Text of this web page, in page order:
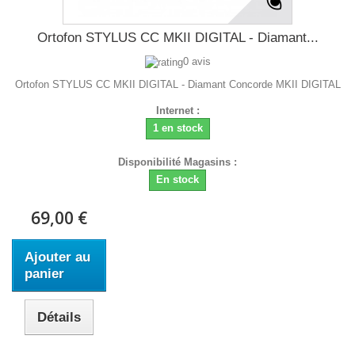
Ortofon STYLUS CC MKII DIGITAL - Diamant...
0 avis
Ortofon STYLUS CC MKII DIGITAL - Diamant Concorde MKII DIGITAL
Internet :
1 en stock
Disponibilité Magasins :
En stock
69,00 €
Ajouter au
panier
Détails